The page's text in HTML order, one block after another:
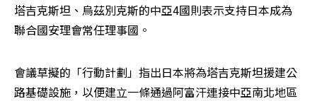
塔吉克斯坦、烏茲別克斯的中亞4國則表示支持日本成為
聯合國安理會常任理事國。
會議草擬的「行動計劃」指出日本將為塔吉克斯坦援建公
路基礎設施，以便建立一條通過阿富汗連接中亞南北地區